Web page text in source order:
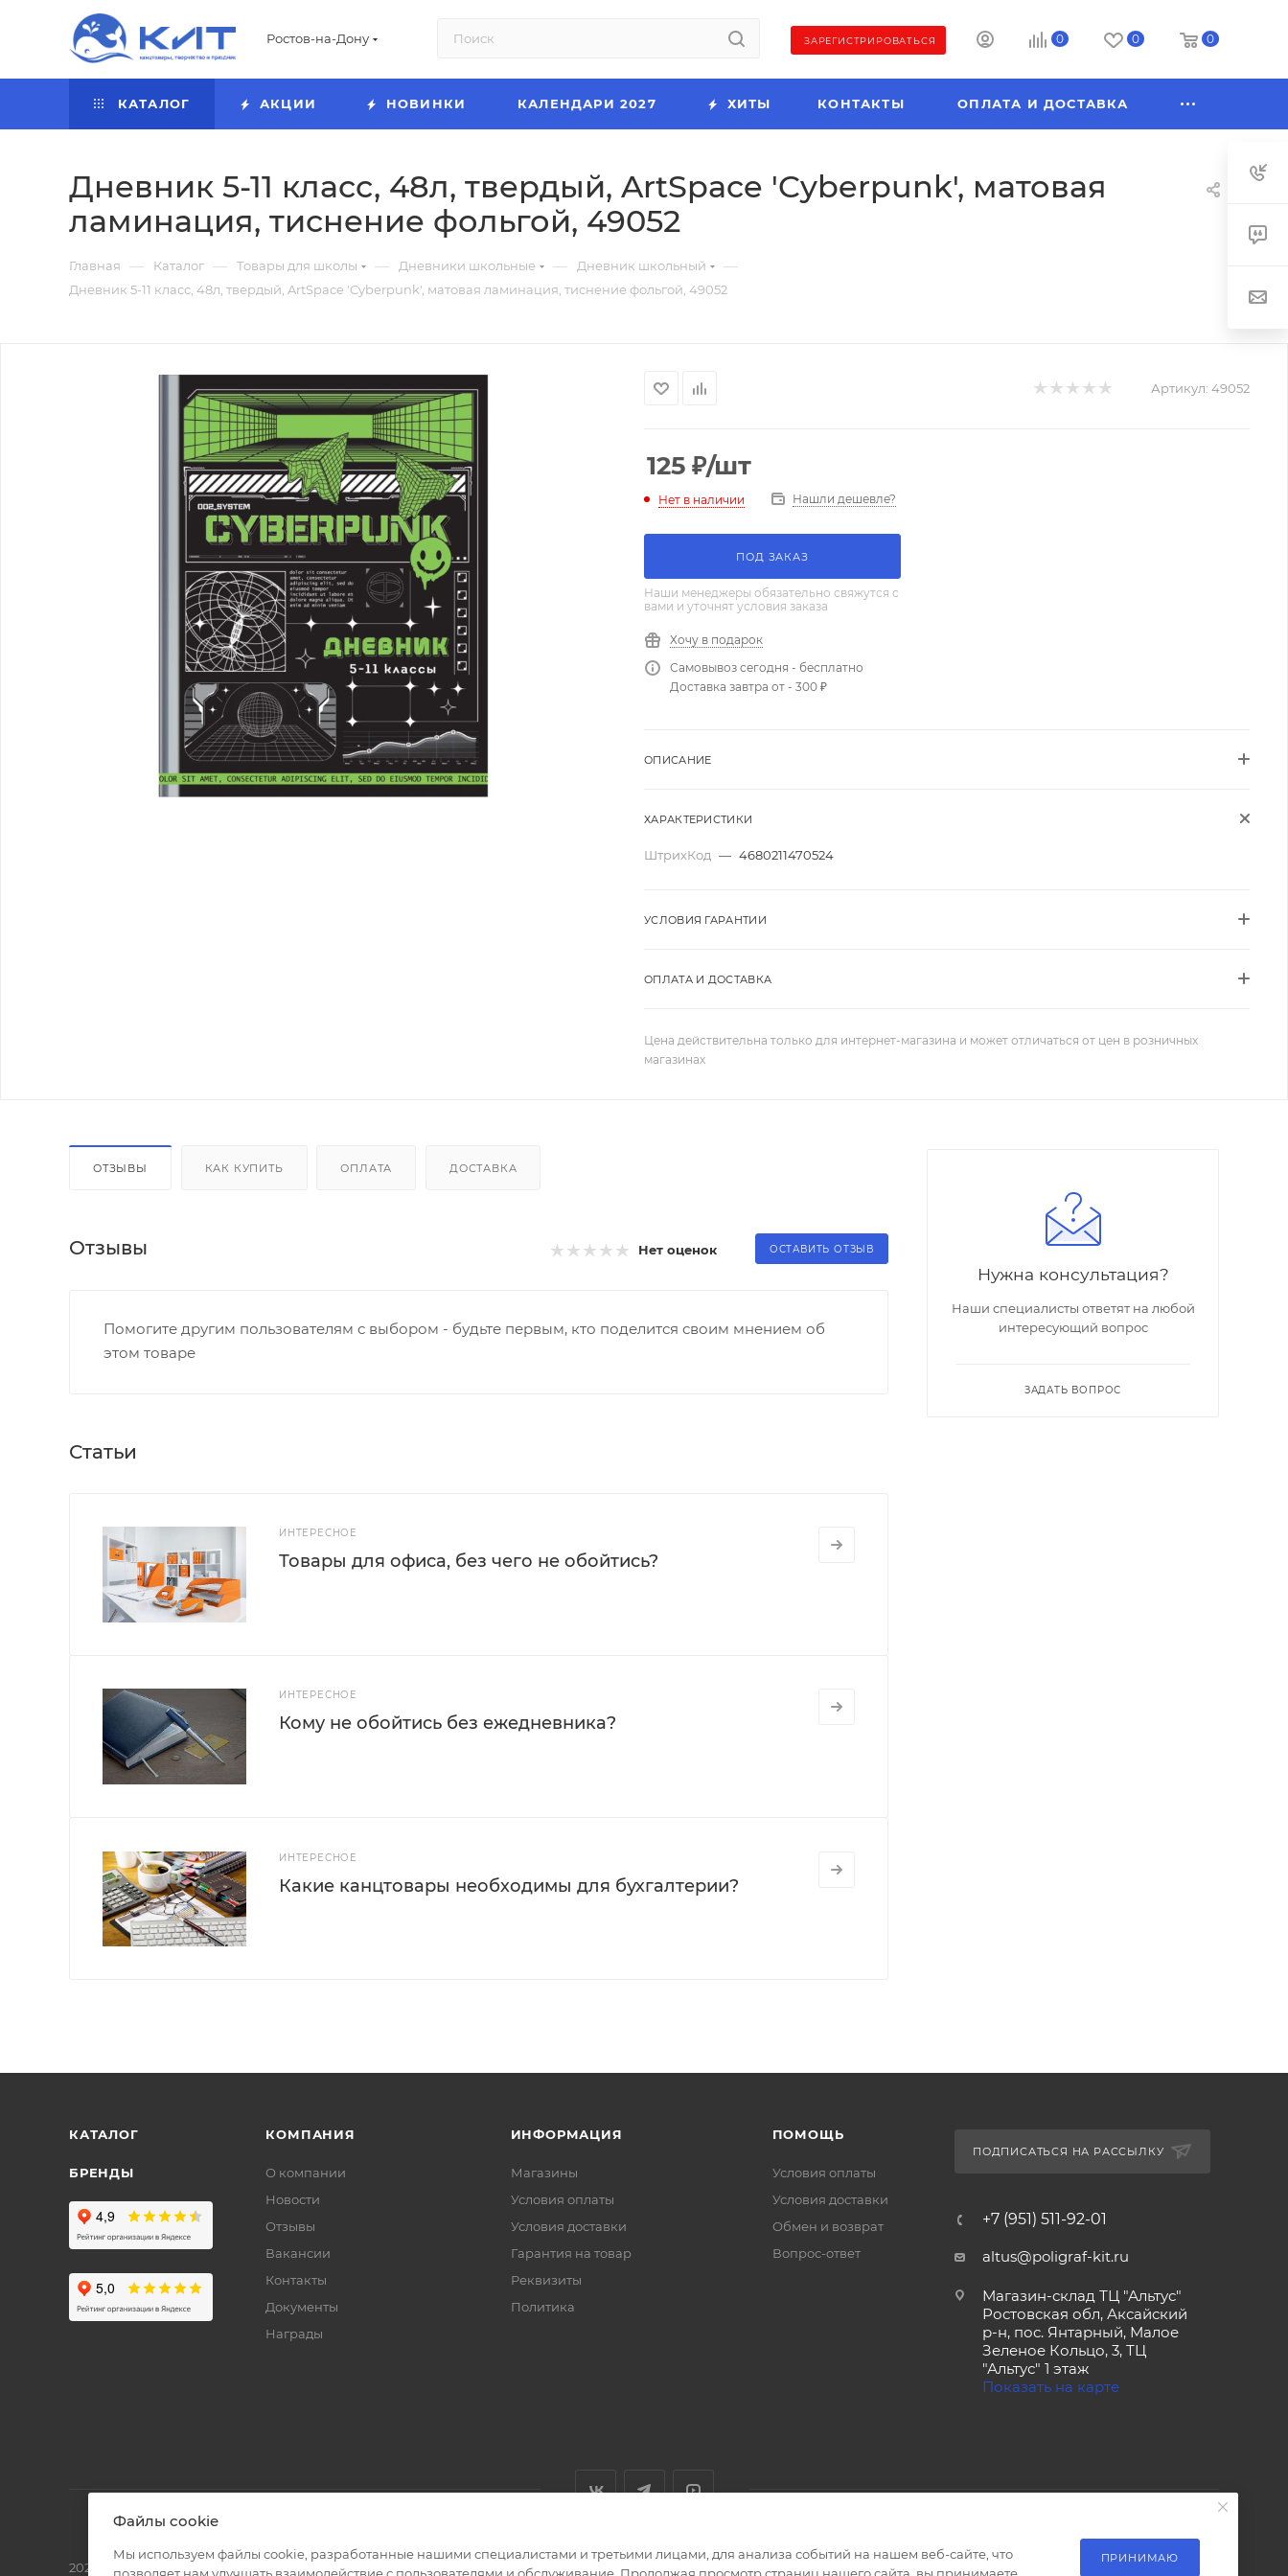
Ростов-на-Дону ЗАРЕГИСТРИРОВАТЬСЯ 0 0 0
КАТАЛОГ АКЦИИ НОВИНКИ КАЛЕНДАРИ 2027 ХИТЫ КОНТАКТЫ ОПЛАТА И ДОСТАВКА
Дневник 5-11 класс, 48л, твердый, ArtSpace 'Cyberpunk', матовая
ламинация, тиснение фольгой, 49052
Главная — Каталог — Товары для школы — Дневники школьные — Дневник школьный —
Дневник 5-11 класс, 48л, твердый, ArtSpace 'Cyberpunk', матовая ламинация, тиснение фольгой, 49052
Артикул: 49052
125 ₽/шт
Нет в наличии Нашли дешевле?
ПОД ЗАКАЗ
Наши менеджеры обязательно свяжутся с
вами и уточнят условия заказа
Хочу в подарок
Самовывоз сегодня - бесплатно
Доставка завтра от - 300 ₽
ОПИСАНИЕ
ХАРАКТЕРИСТИКИ
ШтрихКод — 4680211470524
УСЛОВИЯ ГАРАНТИИ
ОПЛАТА И ДОСТАВКА
Цена действительна только для интернет-магазина и может отличаться от цен в розничных
магазинах
ОТЗЫВЫ КАК КУПИТЬ ОПЛАТА ДОСТАВКА
Отзывы Нет оценок ОСТАВИТЬ ОТЗЫВ
Помогите другим пользователям с выбором - будьте первым, кто поделится своим мнением об
этом товаре
Статьи
ИНТЕРЕСНОЕ
Товары для офиса, без чего не обойтись?
ИНТЕРЕСНОЕ
Кому не обойтись без ежедневника?
ИНТЕРЕСНОЕ
Какие канцтовары необходимы для бухгалтерии?
Нужна консультация?
Наши специалисты ответят на любой
интересующий вопрос
ЗАДАТЬ ВОПРОС
КАТАЛОГ
БРЕНДЫ
КОМПАНИЯ
О компании
Новости
Отзывы
Вакансии
Контакты
Документы
Награды
ИНФОРМАЦИЯ
Магазины
Условия оплаты
Условия доставки
Гарантия на товар
Реквизиты
Политика
ПОМОЩЬ
Условия оплаты
Условия доставки
Обмен и возврат
Вопрос-ответ
ПОДПИСАТЬСЯ НА РАССЫЛКУ
+7 (951) 511-92-01
altus@poligraf-kit.ru
Магазин-склад ТЦ "Альтус"
Ростовская обл, Аксайский
р-н, пос. Янтарный, Малое
Зеленое Кольцо, 3, ТЦ
"Альтус" 1 этаж
Показать на карте
2026 © Полиграф кит - интернет-магазин
Файлы cookie
Мы используем файлы cookie, разработанные нашими специалистами и третьими лицами, для анализа событий на нашем веб-сайте, что
ПРИНИМАЮ